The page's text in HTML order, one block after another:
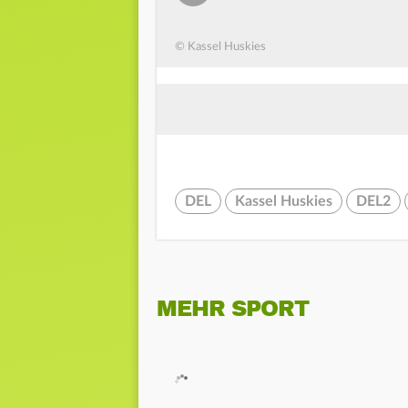
© Kassel Huskies
DEL Kassel Huskies DEL2
MEHR SPORT